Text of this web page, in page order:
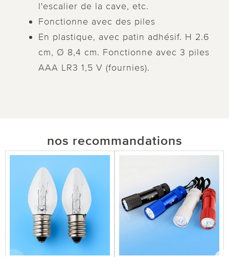
l'escalier de la cave, etc.
Fonctionne avec des piles
En plastique, avec patin adhésif. H 2.6
cm, Ø 8,4 cm. Fonctionne avec 3 piles
AAA LR3 1,5 V (fournies).
nos recommandations